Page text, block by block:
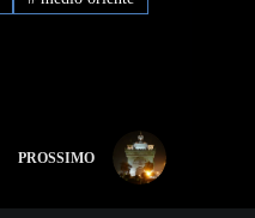
PROSSIMO